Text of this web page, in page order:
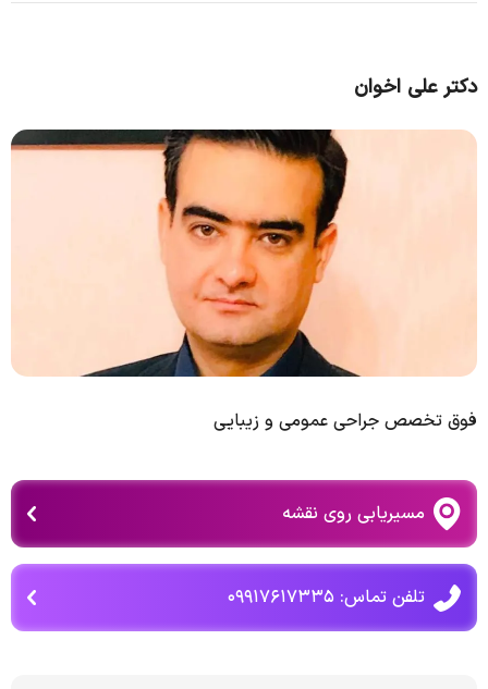
دکتر علی اخوان
فوق تخصص جراحی عمومی و زیبایی
مسیریابی روی نقشه
تلفن تماس: ۰۹۹۱۷۶۱۷۳۳۵